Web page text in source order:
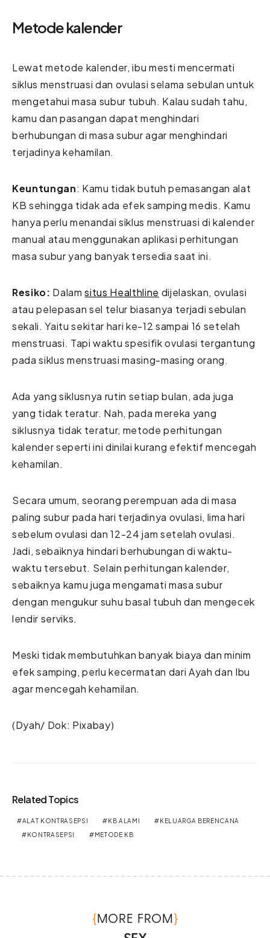
Metode kalender
Lewat metode kalender, ibu mesti mencermati
siklus menstruasi dan ovulasi selama sebulan untuk
mengetahui masa subur tubuh. Kalau sudah tahu,
kamu dan pasangan dapat menghindari
berhubungan di masa subur agar menghindari
terjadinya kehamilan.
Keuntungan: Kamu tidak butuh pemasangan alat
KB sehingga tidak ada efek samping medis. Kamu
hanya perlu menandai siklus menstruasi di kalender
manual atau menggunakan aplikasi perhitungan
masa subur yang banyak tersedia saat ini.
Resiko: Dalamsitus Healthline dijelaskan, ovulasi
atau pelepasan sel telur biasanya terjadi sebulan
sekali. Yaitu sekitar hari ke-12 sampai 16 setelah
menstruasi. Tapi waktu spesifik ovulasi tergantung
pada siklus menstruasi masing-masing orang.
Ada yang siklusnya rutin setiap bulan, ada juga
yang tidak teratur. Nah, pada mereka yang
siklusnya tidak teratur, metode perhitungan
kalender seperti ini dinilai kurang efektif mencegah
kehamilan.
Secara umum, seorang perempuan ada di masa
paling subur pada hari terjadinya ovulasi, lima hari
sebelum ovulasi dan 12-24 jam setelah ovulasi.
Jadi, sebaiknya hindari berhubungan di waktu-
waktu tersebut. Selain perhitungan kalender,
sebaiknya kamu juga mengamati masa subur
dengan mengukur suhu basal tubuh dan mengecek
lendir serviks.
Meski tidak membutuhkan banyak biaya dan minim
efek samping, perlu kecermatan dari Ayah dan Ibu
agar mencegah kehamilan.
(Dyah/ Dok: Pixabay)
Related Topics
ALAT KONTRASEPSI KB ALAMI
KELUARGA BERENCANA
KONTRASEPSI
METODE KB
{MORE FROM}